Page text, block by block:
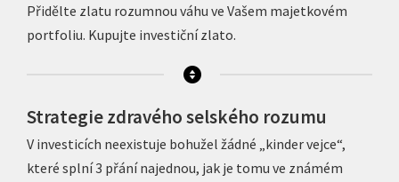
Přidělte zlatu rozumnou váhu ve Vašem majetkovém
portfoliu. Kupujte investiční zlato.
Strategie zdravého selského rozumu
V investicích neexistuje bohužel žádné „kinder vejce“,
které splní 3 přání najednou, jak je tomu ve známém